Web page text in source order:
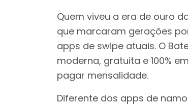
Quem viveu a era de ouro
que marcaram gerações
apps de swipe atuais. O
moderna, gratuita e 100%
pagar mensalidade.
Diferente dos apps de